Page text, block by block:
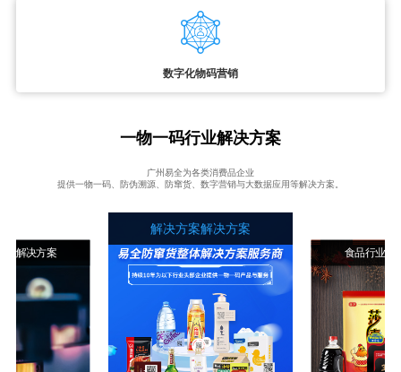
数字化物码营销
一物一码行业解决方案
广州易全为各类消费品企业
提供一物一码、防伪溯源、防窜货、数字营销与大数据应用等解决方案。
业解决方案
解决方案解决方案
食品行业解